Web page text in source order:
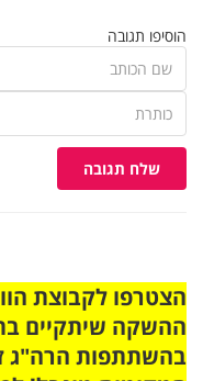
הוסיפו תגובה
שלח תגובה
ההשקה שיתקיים
בהשתתפות הרה"ג